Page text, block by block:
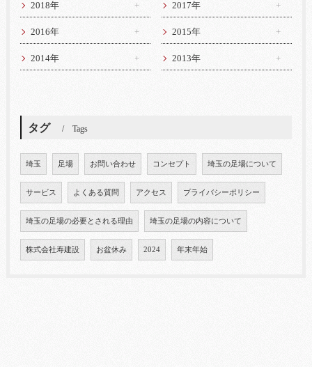
2018年 2017年
2016年 2015年
2014年 2013年
タグ Tags
埼玉 足場 お問い合わせ コンセプト 埼玉の足場について
サービス よくある質問 アクセス プライバシーポリシー
埼玉の足場の必要とされる理由 埼玉の足場の内容について
株式会社寿建設 お盆休み 2024 年末年始